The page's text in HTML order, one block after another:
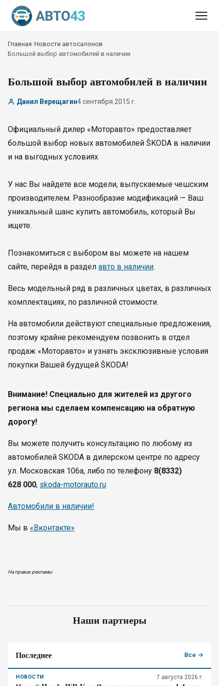
Главная Новости автосалонов
Большой выбор автомобилей в наличии
Большой выбор автомобилей в наличии
Данил Верещагин4 сентября 2015 г.
Официальный дилер «Моторавто» предоставляет
большой выбор новых автомобилей ŠKODA в наличии
и на выгодных условиях
У нас Вы найдете все модели, выпускаемые чешским
производителем. Разнообразие модификаций — Ваш
уникальный шанс купить автомобиль, который Вы
ищете.
Познакомиться с выбором вы можете на нашем
сайте, перейдя в раздел авто в наличии.
Весь модельный ряд в различных цветах, в различных
комплектациях, по различной стоимости.
На автомобили действуют специальные предложения,
поэтому крайне рекомендуем позвонить в отдел
продаж «Моторавто» и узнать эксклюзивные условия
покупки Вашей будущей ŠKODA!
Внимание! Специально для жителей из другого
региона мы сделаем компенсацию на обратную
дорогу!
Вы можете получить консультацию по любому из
автомобилей SKODA в дилерском центре по адресу
ул. Московская 106а, либо по телефону 8(8332)
628 000, skoda-motorauto.ru
Автомобили в наличии!
Мы в «Вконтакте»
На правах рекламы
Наши партнеры
Последнее Все →
НОВОСТИ 7 августа 2026 г.